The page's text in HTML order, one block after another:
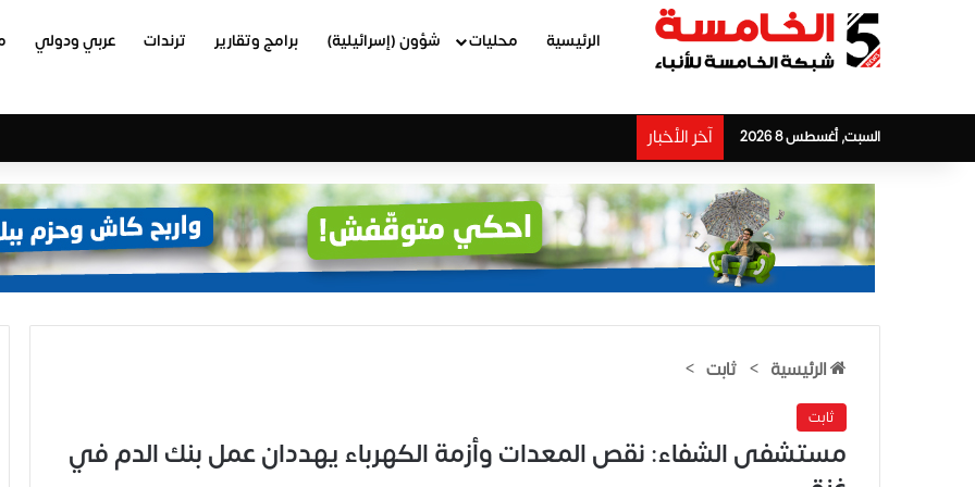
الرئيسية محليات شؤون (إسرائيلية) برامج وتقارير ترندات عربي ودولي
السبت, أغسطس 8 2026 آخر الأخبار
الرئيسية > ثابت >
ثابت
مستشفى الشفاء: نقص المعدات وأزمة الكهرباء يهددان عمل بنك الدم في